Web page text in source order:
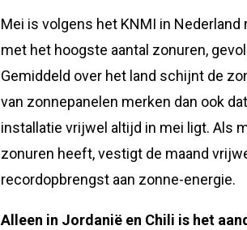
Mei is volgens het KNMI in Nederland
met het hoogste aantal zonuren,
Gemiddeld over het land schijnt de
van zonnepanelen merken dan ook
installatie vrijwel altijd in mei ligt. Als
zonuren heeft, vestigt de maand
recordopbrengst aan zonne-energie.
Alleen in Jordanië en Chili is het